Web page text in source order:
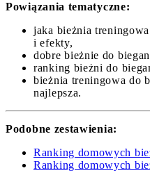
Powiązania tematyczne:
jaka bieżnia
i efekty,
dobre bieżnie do
ranking bieżni do
bieżnia treningowa do
najlepsza.
Podobne zestawienia:
Ranking domowych
Ranking domowych